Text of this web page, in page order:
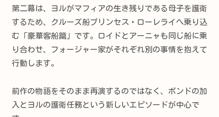
第二幕は、ヨルがマフィアの生き残りである母子を護衛
するため、クルーズ船プリンセス・ローレライへ乗り込
む「豪華客船篇」です。ロイドとアーニャも同じ船に乗
り合わせ、フォージャー家がそれぞれ別の事情を抱えて
行動します。
前作の物語をそのまま再演するのではなく、ボンドの加
入とヨルの護衛任務という新しいエピソードが中心で